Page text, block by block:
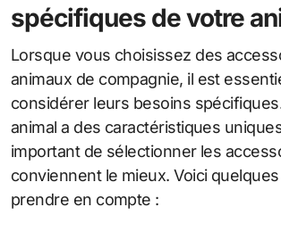
spécifiques de votre
Lorsque vous choisissez des
animaux de compagnie, il est
considérer leurs besoins
animal a des caractéristiques
important de sélectionner les
conviennent le mieux. Voici
prendre en compte :